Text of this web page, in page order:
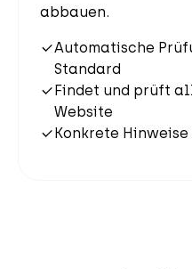
abbauen.
Automatische
Standard
Findet und prüft
Website
Konkrete